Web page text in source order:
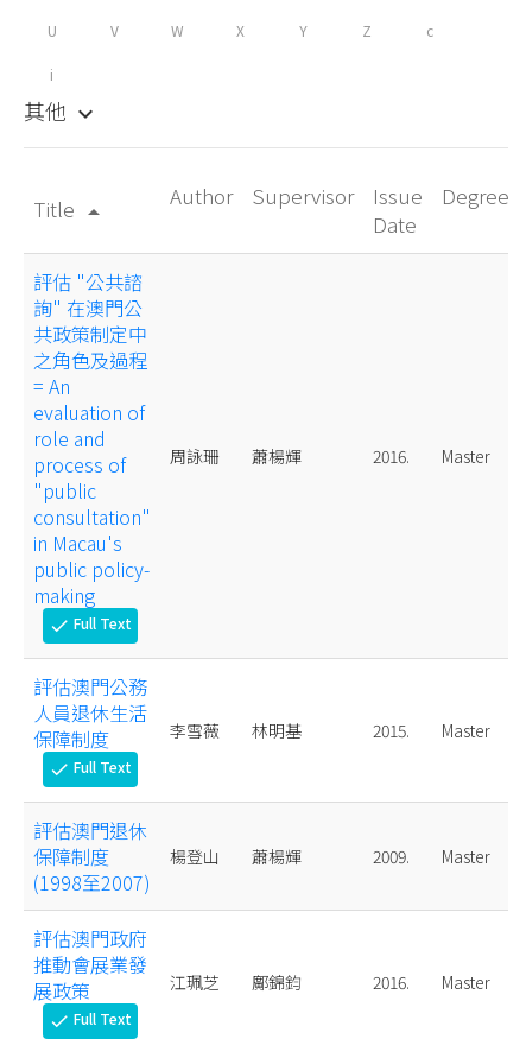
U V W X Y Z c
i
其他 keyboard_arrow_down
Title arrow_drop_up
Author Supervisor
Issue
Date
Degree
評估 "公共諮
詢" 在澳門公
共政策制定中
之角色及過程
= An
evaluation of
role and
process of
"public
consultation"
in Macau's
public policy-
making
check Full Text
周詠珊 蕭楊輝 2016. Master
評估澳門公務
人員退休生活
保障制度
check Full Text
李雪薇 林明基 2015. Master
評估澳門退休
保障制度
(1998至2007)
楊登山 蕭楊輝 2009. Master
評估澳門政府
推動會展業發
展政策
check Full Text
江珮芝 鄺錦鈞 2016. Master